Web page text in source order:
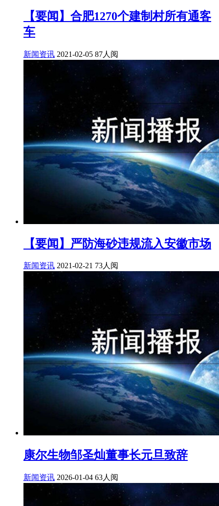
【要闻】合肥1270个建制村所有通客
车
新闻资讯 2021-02-05 87人阅
【要闻】严防海砂违规流入安徽市场
新闻资讯 2021-02-21 73人阅
康尔生物邹圣灿董事长元旦致辞
新闻资讯 2026-01-04 63人阅